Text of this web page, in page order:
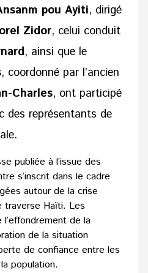
pou Ayiti, dirigé
Zidor, celui conduit
, ainsi que le
, coordonné par l’ancien
Charles, ont participé
des représentants de
publiée à l’issue des
s’inscrit dans le cadre
autour de la crise
traverse Haïti. Les
de la
de la situation
de confiance entre les
population.